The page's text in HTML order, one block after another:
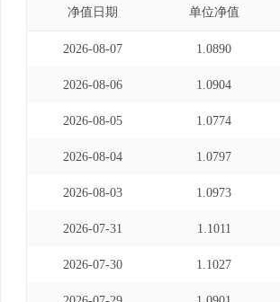
净值日期 单位净值
2026-08-07 1.0890
2026-08-06 1.0904
2026-08-05 1.0774
2026-08-04 1.0797
2026-08-03 1.0973
2026-07-31 1.1011
2026-07-30 1.1027